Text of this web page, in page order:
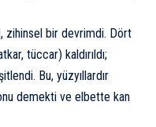
zihinsel bir devrimdi. Dört
tüccar) kaldırıldı;
Bu, yüzyıllardır
demekti ve elbette kan